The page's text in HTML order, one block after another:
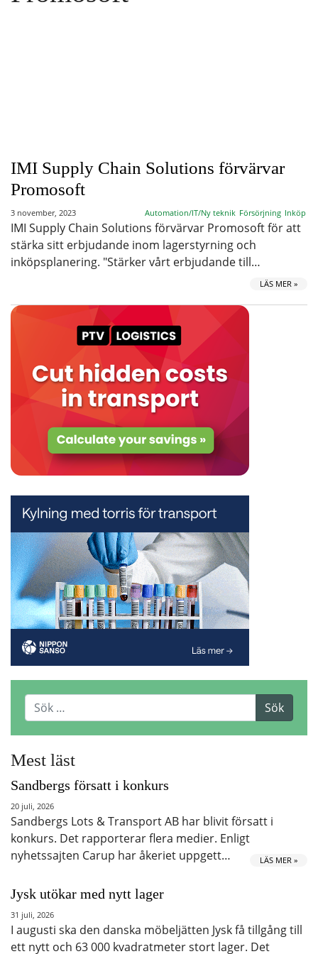
IMI Supply Chain Solutions förvärvar
Promosoft
3 november, 2023 Automation/IT/Ny teknik Försörjning Inköp
IMI Supply Chain Solutions förvärvar Promosoft för att
stärka sitt erbjudande inom lagerstyrning och
inköpsplanering. "Stärker vårt erbjudande till…
LÄS MER »
Mest läst
Sandbergs försatt i konkurs
20 juli, 2026
Sandbergs Lots & Transport AB har blivit försatt i
konkurs. Det rapporterar flera medier. Enligt
nyhetssajten Carup har åkeriet uppgett…
LÄS MER »
Jysk utökar med nytt lager
31 juli, 2026
I augusti ska den danska möbeljätten Jysk få tillgång till
ett nytt och 63 000 kvadratmeter stort lager. Det